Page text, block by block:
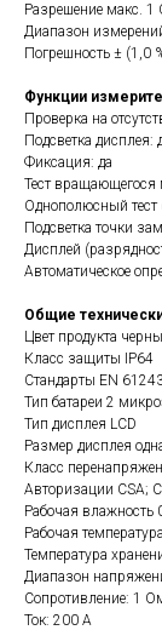
Разрешение макс. 1
Диапазон
Погрешность ± (1,0
Функции
Проверка на
Подсветка дисплея:
Фиксация: да
Тест вращающегося
Однополюсный
Подсветка точки
Дисплей
Автоматическое
Общие
Цвет продукта
Класс защиты IP64
Стандарты EN
Тип батареи 2
Тип дисплея LCD
Размер дисплея
Класс
Авторизации CSA;
Рабочая влажность
Рабочая
Температура
Диапазон
Сопротивление: 1
Ток: 200 А